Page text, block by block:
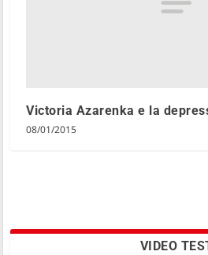
Victoria Azarenka e la
08/01/2015
VIDEO